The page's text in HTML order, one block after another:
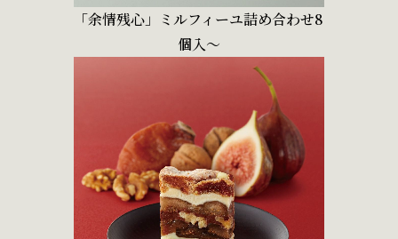
「余情残心」ミルフィーユ詰め合わせ8
個入～